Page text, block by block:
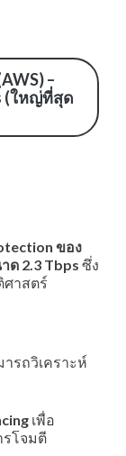
–
(ใหญ่ที่สุด
ของ
ด 2.3 Tbps ซึ่ง
าสตร์
รถวิเคราะห์
เพื่อ
รโจมตี